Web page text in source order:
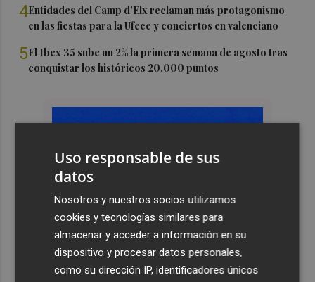
4Entidades del Camp d'Elx reclaman más protagonismo
en las fiestas para la Ufece y conciertos en valenciano
5El Ibex 35 sube un 2% la primera semana de agosto tras
conquistar los históricos 20.000 puntos
Uso responsable de sus
datos
Nosotros y nuestros socios utilizamos
cookies y tecnologías similares para
almacenar y acceder a información en su
dispositivo y procesar datos personales,
como su dirección IP, identificadores únicos